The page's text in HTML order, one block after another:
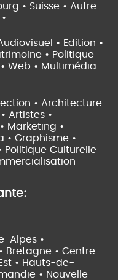
• Suisse • Autre
• Edition •
• Politique
Web • Multimédia
• Architecture
Artistes •
Marketing •
• Graphisme •
Politique Culturelle
Alpes •
Bretagne • Centre-
• Hauts-de-
• Nouvelle-